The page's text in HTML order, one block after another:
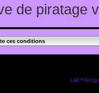
de piratage